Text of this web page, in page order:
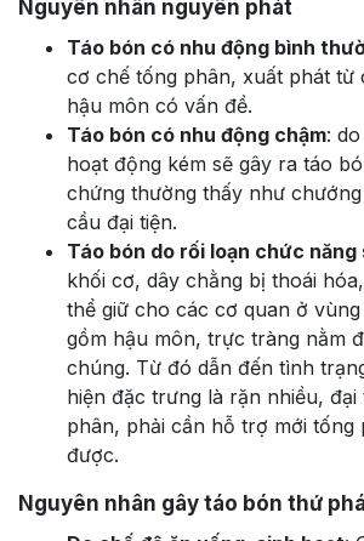
Nguyên nhân nguyên phát
Táo bón có nhu động bình
cơ chế tống phân, xuất phát từ
hậu môn có vấn đề.
Táo bón có nhu động chậm:
hoạt động kém sẽ gây ra táo
chứng thường thấy như
cầu đại tiện.
Táo bón do rối loạn chức năng
khối cơ, dây chằng bị thoái
thể giữ cho các cơ quan ở
gồm hậu môn, trực tràng nằm
chúng. Từ đó dẫn đến tình
hiện đặc trưng là rặn nhiều,
phân, phải cần hỗ trợ mới tống
được.
Nguyên nhân gây táo bón thứ